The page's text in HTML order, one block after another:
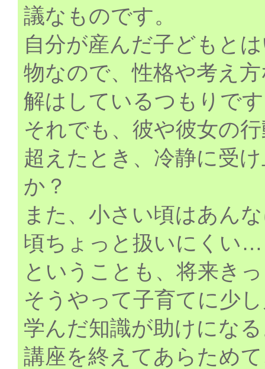
議なものです。
自分が産んだ子どもと
物なので、性格や考え
解はしているつもりで
それでも、彼や彼女の
超えたとき、冷静に受
か？
また、小さい頃はあん
頃ちょっと扱いにくい…
ということも、将来き
そうやって子育てに少
学んだ知識が助けにな
講座を終えてあらため